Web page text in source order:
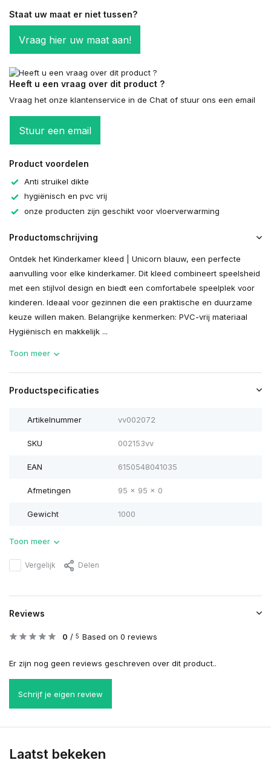
Staat uw maat er niet tussen?
Vraag hier uw maat aan!
Heeft u een vraag over dit product ?
Vraag het onze klantenservice in de Chat of stuur ons een email
Stuur een email
Product voordelen
Anti struikel dikte
hygiënisch en pvc vrij
onze producten zijn geschikt voor vloerverwarming
Productomschrijving
Ontdek het Kinderkamer kleed | Unicorn blauw, een perfecte
aanvulling voor elke kinderkamer. Dit kleed combineert speelsheid
met een stijlvol design en biedt een comfortabele speelplek voor
kinderen. Ideaal voor gezinnen die een praktische en duurzame
keuze willen maken. Belangrijke kenmerken: PVC-vrij materiaal
Hygiënisch en makkelijk ...
Toon meer
Productspecificaties
Artikelnummer vv002072
SKU 002153vv
EAN 6150548041035
Afmetingen 95 x 95 x 0
Gewicht 1000
Toon meer
Vergelijk Delen
Reviews
0 / 5 Based on 0 reviews
Er zijn nog geen reviews geschreven over dit product..
Schrijf je eigen review
Laatst bekeken